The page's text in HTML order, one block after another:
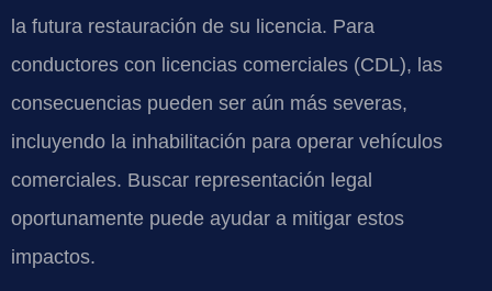
la futura restauración de su licencia. Para
conductores con licencias comerciales (CDL), las
consecuencias pueden ser aún más severas,
incluyendo la inhabilitación para operar vehículos
comerciales. Buscar representación legal
oportunamente puede ayudar a mitigar estos
impactos.